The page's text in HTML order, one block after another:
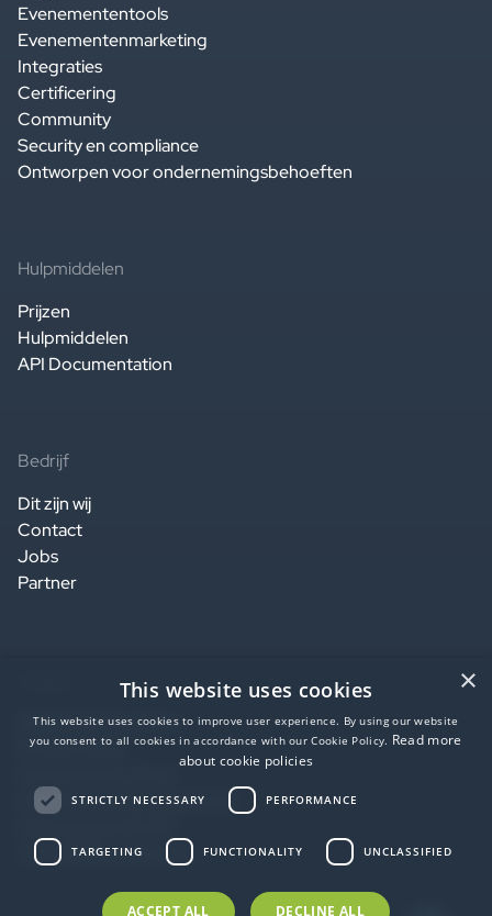
Evenemententools
Evenementenmarketing
Integraties
Certificering
Community
Security en compliance
Ontworpen voor ondernemingsbehoeften
Hulpmiddelen
Prijzen
Hulpmiddelen
API Documentation
Bedrijf
Dit zijn wij
Contact
Jobs
Partner
Website terms of use
Privacy notice
Data Processing Agreement
Accessibility statement
×
This website uses cookies
This website uses cookies to improve user experience. By using our website
you consent to all cookies in accordance with our Cookie Policy. Read more
about cookie policies
STRICTLY NECESSARY PERFORMANCE
TARGETING FUNCTIONALITY UNCLASSIFIED
ACCEPT ALL DECLINE ALL